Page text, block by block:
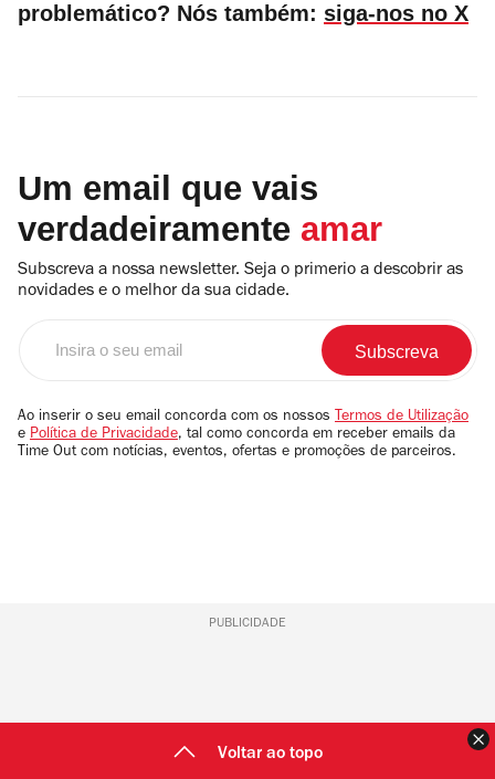
problemático? Nós também: siga-nos no X
Um email que vais
verdadeiramente amar
Subscreva a nossa newsletter. Seja o primerio a descobrir as
novidades e o melhor da sua cidade.
email
Ao inserir o seu email concorda com os nossos Termos de Utilização
e Política de Privacidade, tal como concorda em receber emails da
Time Out com notícias, eventos, ofertas e promoções de parceiros.
PUBLICIDADE
Voltar ao topo